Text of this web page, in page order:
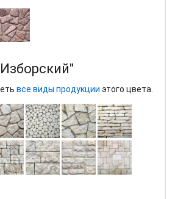
все виды продукции этого цвета.